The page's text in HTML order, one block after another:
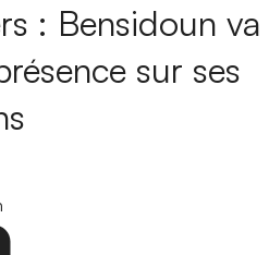
: Bensidoun va
sur ses